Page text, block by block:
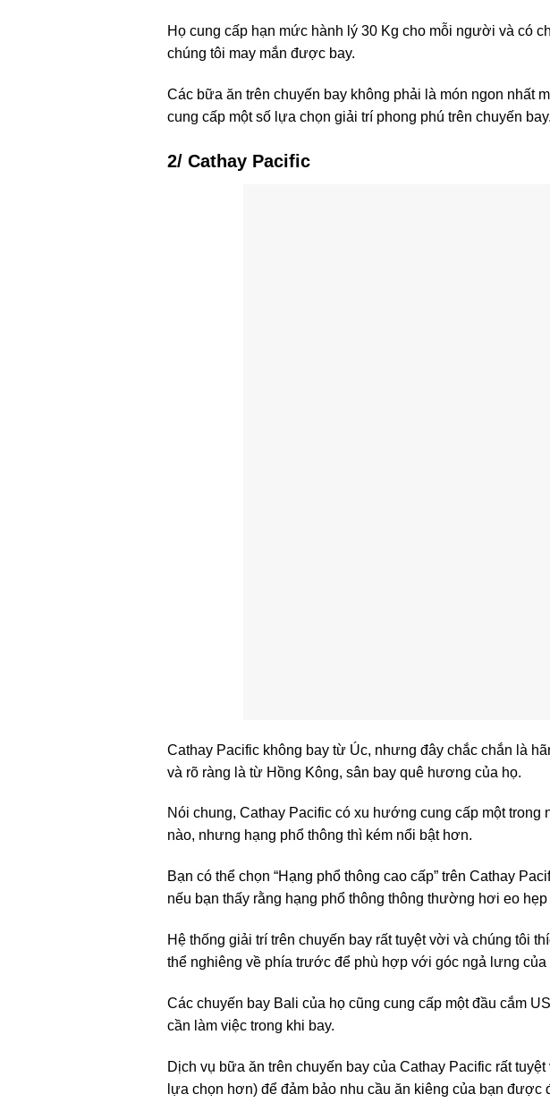
Họ cung cấp hạn mức hành lý 30 Kg cho mỗi người và có
chúng tôi may mắn được bay.
Các bữa ăn trên chuyến bay không phải là món ngon nhất
cung cấp một số lựa chọn giải trí phong phú trên chuyến bay.
2/ Cathay Pacific
Cathay Pacific không bay từ Úc, nhưng đây chắc chắn là
và rõ ràng là từ Hồng Kông, sân bay quê hương của họ.
Nói chung, Cathay Pacific có xu hướng cung cấp một
nào, nhưng hạng phổ thông thì kém nổi bật hơn.
Bạn có thể chọn “Hạng phổ thông cao cấp” trên Cathay
nếu bạn thấy rằng hạng phổ thông thông thường hơi eo
Hệ thống giải trí trên chuyến bay rất tuyệt vời và chúng tôi
thể nghiêng về phía trước để phù hợp với góc ngả lưng của
Các chuyến bay Bali của họ cũng cung cấp một đầu cắm
cần làm việc trong khi bay.
Dịch vụ bữa ăn trên chuyến bay của Cathay Pacific rất
lựa chọn hơn) để đảm bảo nhu cầu ăn kiêng của bạn được